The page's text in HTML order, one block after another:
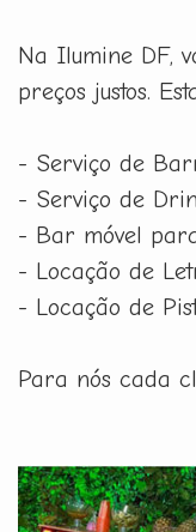
Na Ilumine DF,
preços justos.
- Serviço de
- Serviço de
- Bar móvel
- Locação de
- Locação de
Para nós cada